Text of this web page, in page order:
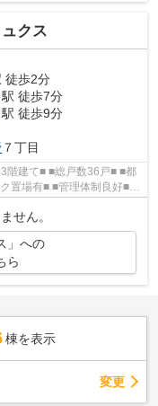
クス
徒歩2分
駅 徒歩7分
駅 徒歩9分
７丁目
せん。
」への
ら
棟を表示
変更